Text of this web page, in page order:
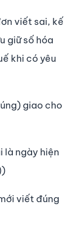
viết sai, kế
giữ số hóa
khi có yêu
giao cho
là ngày hiện
viết đúng